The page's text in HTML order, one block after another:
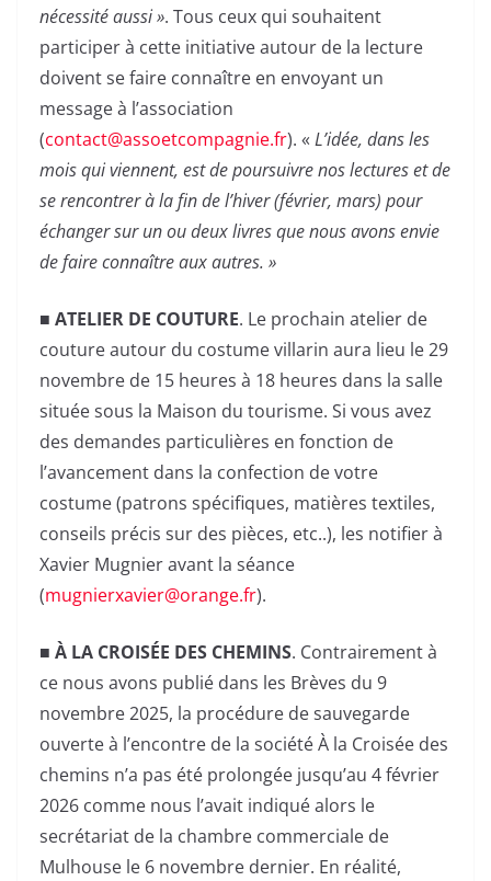
nécessité aussi ». Tous ceux qui souhaitent
participer à cette initiative autour de la lecture
doivent se faire connaître en envoyant un
message à l’association
(contact@assoetcompagnie.fr). « L’idée, dans les
mois qui viennent, est de poursuivre nos lectures et de
se rencontrer à la fin de l’hiver (février, mars) pour
échanger sur un ou deux livres que nous avons envie
de faire connaître aux autres. »
■ ATELIER DE COUTURE. Le prochain atelier de
couture autour du costume villarin aura lieu le 29
novembre de 15 heures à 18 heures dans la salle
située sous la Maison du tourisme. Si vous avez
des demandes particulières en fonction de
l’avancement dans la confection de votre
costume (patrons spécifiques, matières textiles,
conseils précis sur des pièces, etc..), les notifier à
Xavier Mugnier avant la séance
(mugnierxavier@orange.fr).
■ À LA CROISÉE DES CHEMINS. Contrairement à
ce nous avons publié dans les Brèves du 9
novembre 2025, la procédure de sauvegarde
ouverte à l’encontre de la société À la Croisée des
chemins n’a pas été prolongée jusqu’au 4 février
2026 comme nous l’avait indiqué alors le
secrétariat de la chambre commerciale de
Mulhouse le 6 novembre dernier. En réalité,